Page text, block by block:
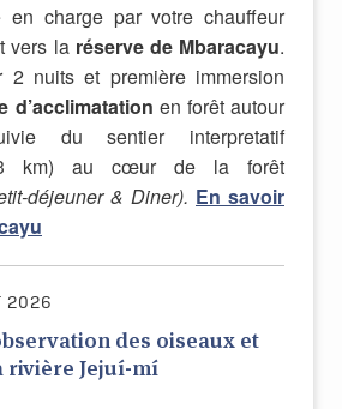
en charge par votre chauffeur
vers la réserve de Mbaracayu.
2 nuits et première immersion
d’acclimatation en forêt autour
du sentier interpretatif
km) au cœur de la forêt
déjeuner & Diner). En savoir
2026
des oiseaux et
rivière Jejuí-mí